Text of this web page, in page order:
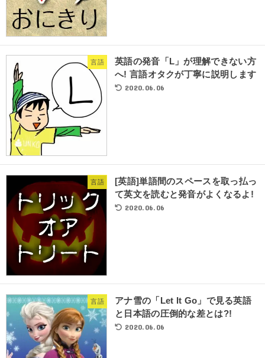
言語
英語の発音「L」が理解できない方
へ! 言語オタクが丁寧に説明します
2020.06.06
言語
[英語]単語間のスペースを取っ払っ
て英文を読むと発音がよくなるよ!
2020.06.06
言語
アナ雪の「Let It Go」で見る英語
と日本語の圧倒的な差とは?!
2020.06.06